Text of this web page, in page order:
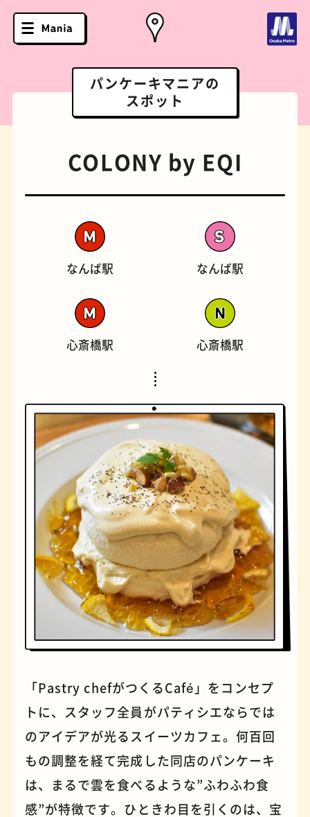
ソフトクリーム スポーツバー
ナポリタン
パンケーキマニアの
スポット
COLONY by EQI
なんば駅 なんば駅
心斎橋駅 心斎橋駅
「Pastry chefがつくるCafé」をコンセプ
トに、スタッフ全員がパティシエならでは
のアイデアが光るスイーツカフェ。何百回
もの調整を経て完成した同店のパンケーキ
は、まるで雲を食べるような”ふわふわ食
感”が特徴です。ひときわ目を引くのは、宝